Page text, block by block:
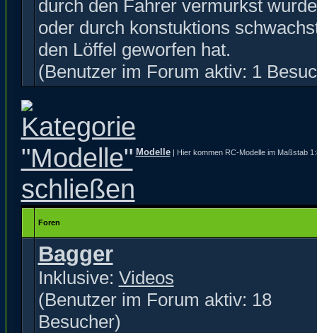
durch den Fahrer vermurkst
oder durch konstuktions
den Löffel geworfen hat.
(Benutzer im Forum aktiv: 1
Modelle| Hier kommen RC-Modelle im Maßstab
Foren
Bagger
Inklusive: Videos
(Benutzer im Forum aktiv: 18
Besucher)